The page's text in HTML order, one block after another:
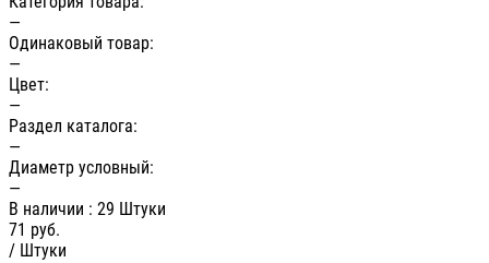
—
Одинаковый товар:
—
Цвет:
—
Раздел каталога:
—
Диаметр условный:
—
В наличии : 29 Штуки
71 руб.
/ Штуки